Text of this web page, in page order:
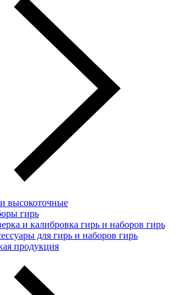
высокоточные
гирь
и калибровка гирь и наборов гирь
для гирь и наборов гирь
продукция